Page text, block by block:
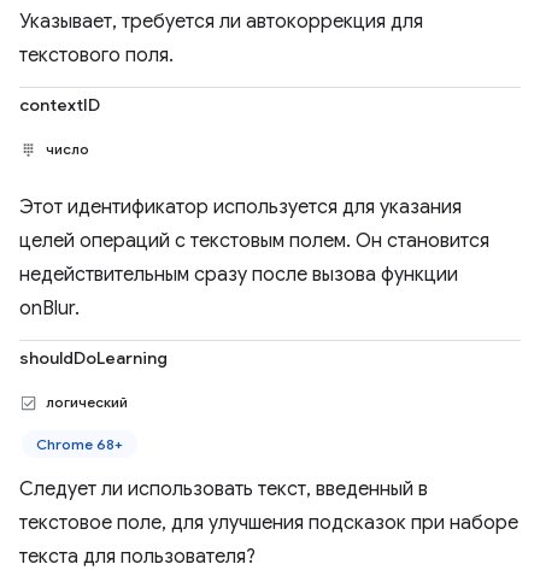
Указывает, требуется ли автокоррекция для
текстового поля.
contextID
число
Этот идентификатор используется для указания
целей операций с текстовым полем. Он становится
недействительным сразу после вызова функции
onBlur.
shouldDoLearning
логический
Chrome 68+
Следует ли использовать текст, введенный в
текстовое поле, для улучшения подсказок при наборе
текста для пользователя?